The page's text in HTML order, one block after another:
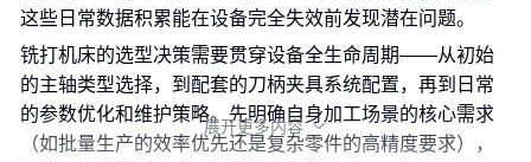
这些日常数据积累能在设备完全失效前发现潜在问题。
铣打机床的选型决策需要贯穿设备全生命周期——从初始
的主轴类型选择，到配套的刀柄夹具系统配置，再到日常
的参数优化和维护策略。先明确自身加工场景的核心需求
（如批量生产的效率优先还是复杂零件的高精度要求），
展开更多内容 